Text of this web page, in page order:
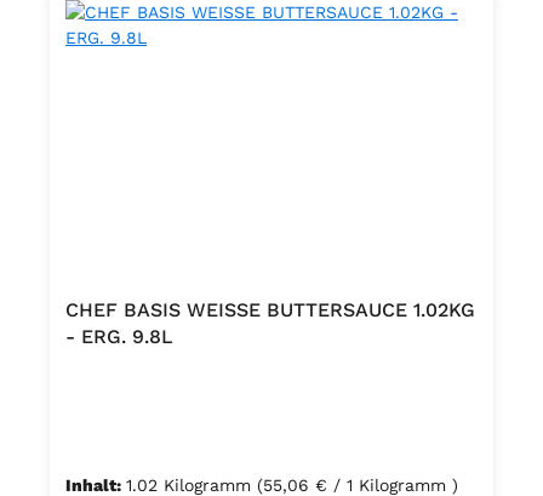
CHEF BASIS WEISSE BUTTERSAUCE 1.02KG
- ERG. 9.8L
Inhalt: 1.02 Kilogramm (55,06 € / 1 Kilogramm )